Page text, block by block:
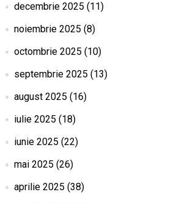
decembrie 2025 (11)
noiembrie 2025 (8)
octombrie 2025 (10)
septembrie 2025 (13)
august 2025 (16)
iulie 2025 (18)
iunie 2025 (22)
mai 2025 (26)
aprilie 2025 (38)